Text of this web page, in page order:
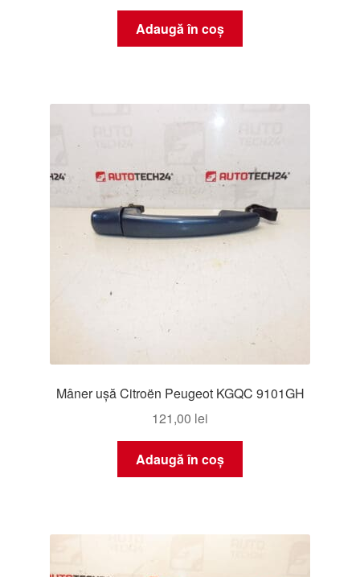
Adaugă în coș
Mâner ușă Citroën Peugeot KGQC 9101GH
121,00 lei
Adaugă în coș